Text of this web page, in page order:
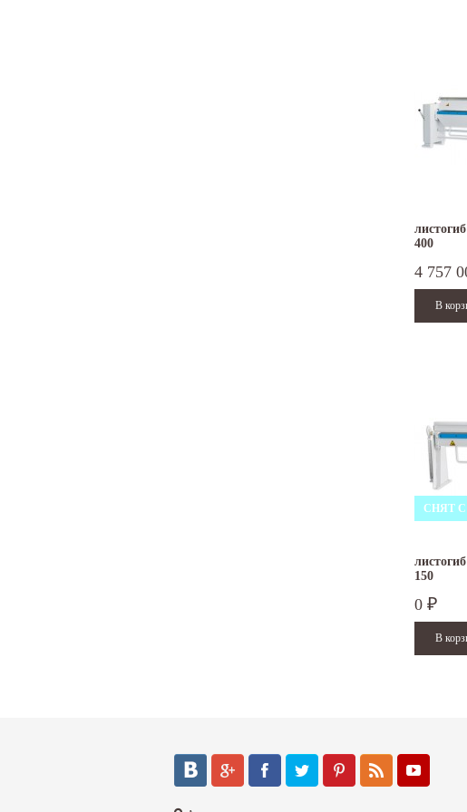
400
4 757
СНЯТ С
150
0 ₽